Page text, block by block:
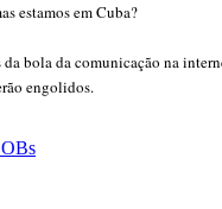
estamos em Cuba?
bola da comunicação na
engolidos.